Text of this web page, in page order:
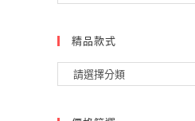
精品款式